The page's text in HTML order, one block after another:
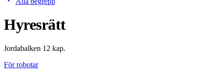
Hyresrätt
Jordabalken 12 kap.
För robotar